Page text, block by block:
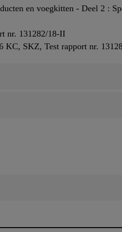
en voegkitten - Deel 2 :
nr. 131282/18-II
KC, SKZ, Test rapport nr.